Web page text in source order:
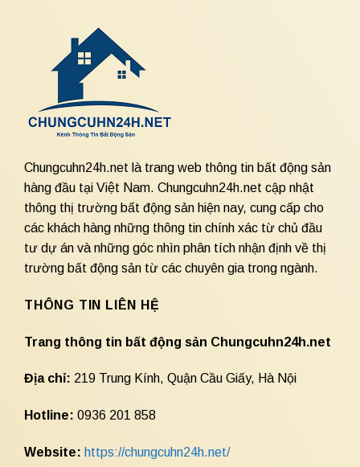
Chungcuhn24h.net là trang web thông tin bất động sản
hàng đầu tại Việt Nam. Chungcuhn24h.net cập nhật
thông thị trường bất động sản hiện nay, cung cấp cho
các khách hàng những thông tin chính xác từ chủ đầu
tư dự án và những góc nhìn phân tích nhận định về thị
trường bất động sản từ các chuyên gia trong ngành.
THÔNG TIN LIÊN HỆ
Trang thông tin bất động sản Chungcuhn24h.net
Địa chỉ: 219 Trung Kính, Quận Cầu Giấy, Hà Nội
Hotline: 0936 201 858
Website: https://chungcuhn24h.net/